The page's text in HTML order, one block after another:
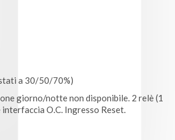
a 30/50/70%)
giorno/notte non disponibile. 2 relè (1
O.C. Ingresso Reset.